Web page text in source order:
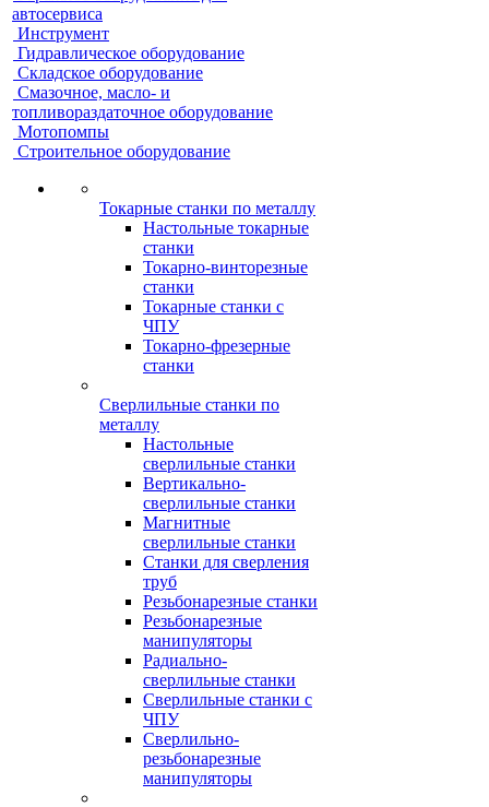
автосервиса
Инструмент
Гидравлическое оборудование
Складское оборудование
Смазочное, масло- и
топливораздаточное оборудование
Мотопомпы
Строительное оборудование
Токарные станки по металлу
Настольные токарные
станки
Токарно-винторезные
станки
Токарные станки с
ЧПУ
Токарно-фрезерные
станки
Сверлильные станки по
металлу
Настольные
сверлильные станки
Вертикально-
сверлильные станки
Магнитные
сверлильные станки
Станки для сверления
труб
Резьбонарезные станки
Резьбонарезные
манипуляторы
Радиально-
сверлильные станки
Сверлильные станки с
ЧПУ
Сверлильно-
резьбонарезные
манипуляторы